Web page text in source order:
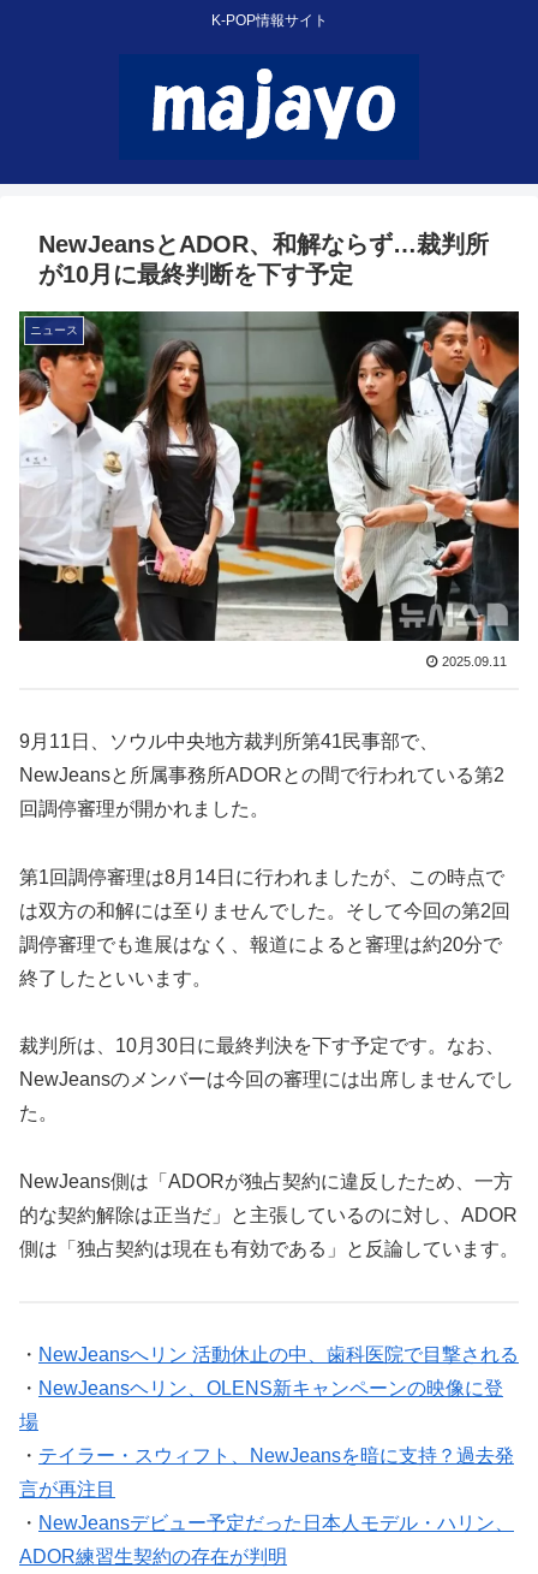
K-POP情報サイト
NewJeansとADOR、和解ならず…裁判所
が10月に最終判断を下す予定
ニュース
2025.09.11
9月11日、ソウル中央地方裁判所第41民事部で、
NewJeansと所属事務所ADORとの間で行われている第2
回調停審理が開かれました。
第1回調停審理は8月14日に行われましたが、この時点で
は双方の和解には至りませんでした。そして今回の第2回
調停審理でも進展はなく、報道によると審理は約20分で
終了したといいます。
裁判所は、10月30日に最終判決を下す予定です。なお、
NewJeansのメンバーは今回の審理には出席しませんでし
た。
NewJeans側は「ADORが独占契約に違反したため、一方
的な契約解除は正当だ」と主張しているのに対し、ADOR
側は「独占契約は現在も有効である」と反論しています。
・ NewJeansへリン 活動休止の中、歯科医院で目撃される
・ NewJeansヘリン、OLENS新キャンペーンの映像に登
場
・ テイラー・スウィフト、NewJeansを暗に支持？過去発
言が再注目
・ NewJeansデビュー予定だった日本人モデル・ハリン、
ADOR練習生契約の存在が判明